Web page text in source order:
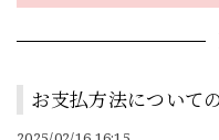
お支払方法について